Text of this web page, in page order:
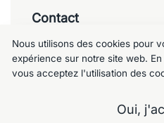
Contact
Meublemalin
Chaussée de
+32 477 09 49 80
Nous utilisons des cookies pour
expérience sur notre site web.
vous acceptez l'utilisation des
Oui,